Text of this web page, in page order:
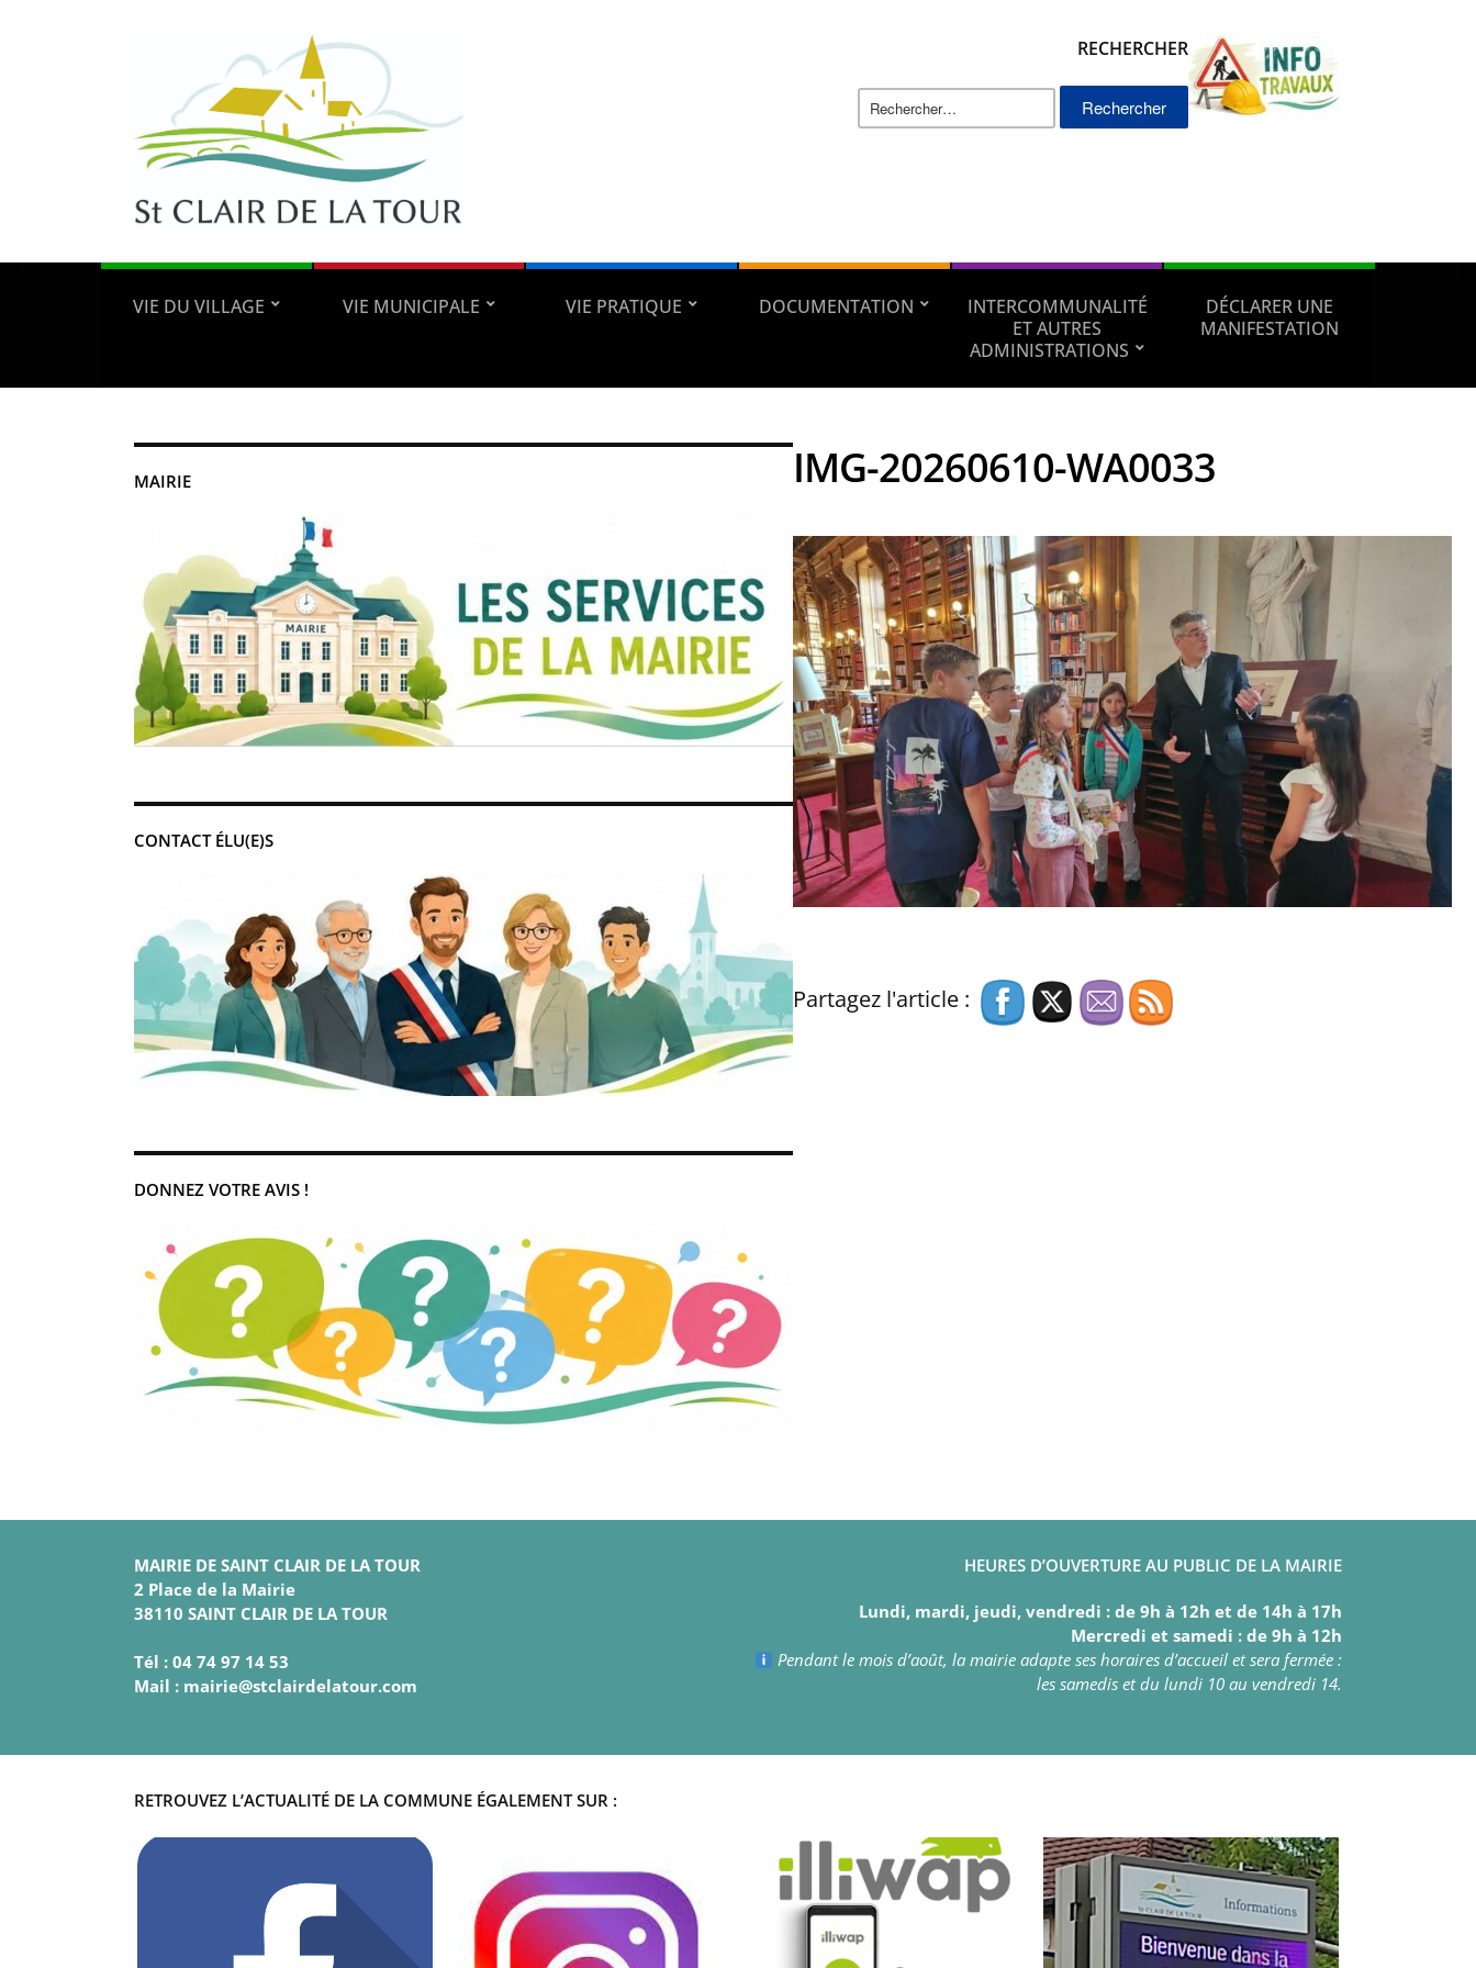
RECHERCHER
Rechercher :
VIE DU VILLAGE VIE MUNICIPALE VIE PRATIQUE DOCUMENTATION
INTERCOMMUNALITÉ
ET AUTRES
ADMINISTRATIONS
DÉCLARER UNE
MANIFESTATION
MAIRIE
CONTACT ÉLU(E)S
DONNEZ VOTRE AVIS !
IMG-20260610-WA0033
Partagez l'article :
MAIRIE DE SAINT CLAIR DE LA TOUR
2 Place de la Mairie
38110 SAINT CLAIR DE LA TOUR
Tél : 04 74 97 14 53
Mail : mairie@stclairdelatour.com
HEURES D’OUVERTURE AU PUBLIC DE LA MAIRIE
Lundi, mardi, jeudi, vendredi : de 9h à 12h et de 14h à 17h
Mercredi et samedi : de 9h à 12h
Pendant le mois d’août, la mairie adapte ses horaires d’accueil et sera fermée :
les samedis et du lundi 10 au vendredi 14.
RETROUVEZ L’ACTUALITÉ DE LA COMMUNE ÉGALEMENT SUR :